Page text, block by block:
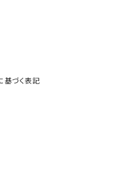
基づく表記